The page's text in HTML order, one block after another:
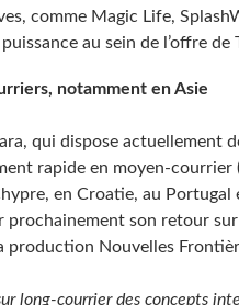
comme Magic Life,
au sein de l’offre de
notamment en Asie
qui dispose actuellement
rapide en moyen-courrier
en Croatie, au Portugal
prochainement son retour
production Nouvelles
long-courrier des concepts